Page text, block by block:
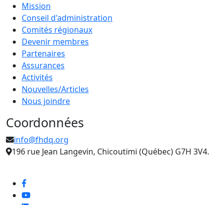
Mission
Conseil d'administration
Comités régionaux
Devenir membres
Partenaires
Assurances
Activités
Nouvelles/Articles
Nous joindre
Coordonnées
info@fhdq.org
196 rue Jean Langevin, Chicoutimi (Québec) G7H 3V4.